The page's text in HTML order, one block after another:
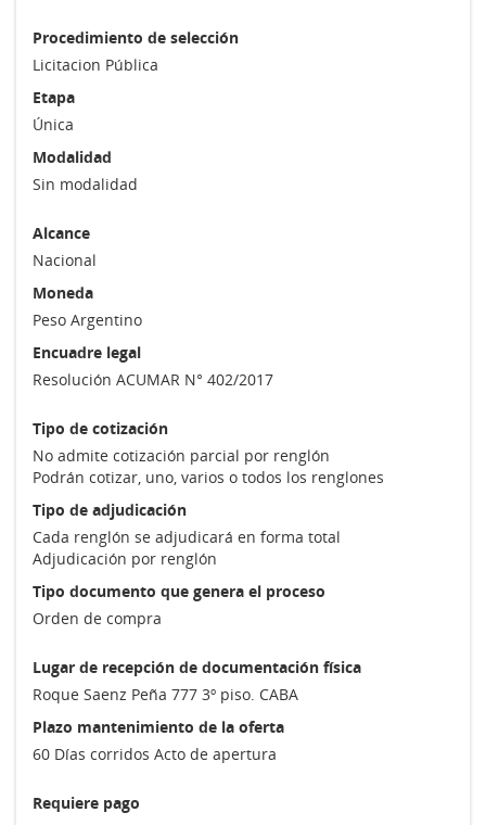
Procedimiento de selección
Licitacion Pública
Etapa
Única
Modalidad
Sin modalidad
Alcance
Nacional
Moneda
Peso Argentino
Encuadre legal
Resolución ACUMAR N° 402/2017
Tipo de cotización
No admite cotización parcial por renglón
Podrán cotizar, uno, varios o todos los renglones
Tipo de adjudicación
Cada renglón se adjudicará en forma total
Adjudicación por renglón
Tipo documento que genera el proceso
Orden de compra
Lugar de recepción de documentación física
Roque Saenz Peña 777 3º piso. CABA
Plazo mantenimiento de la oferta
60 Días corridos Acto de apertura
Requiere pago